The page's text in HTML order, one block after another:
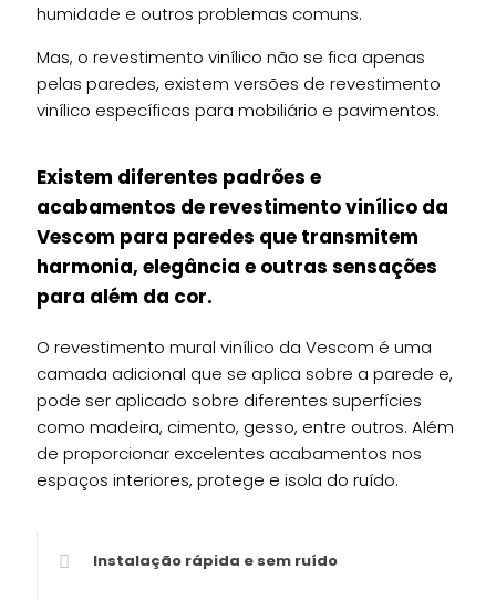
humidade e outros problemas comuns.
Mas, o revestimento vinílico não se fica apenas
pelas paredes, existem versões de revestimento
vinílico específicas para mobiliário e pavimentos.
Existem diferentes padrões e
acabamentos de revestimento vinílico da
Vescom para paredes que transmitem
harmonia, elegância e outras sensações
para além da cor.
O revestimento mural vinílico da Vescom é uma
camada adicional que se aplica sobre a parede e,
pode ser aplicado sobre diferentes superfícies
como madeira, cimento, gesso, entre outros. Além
de proporcionar excelentes acabamentos nos
espaços interiores, protege e isola do ruído.
Instalação rápida e sem ruído